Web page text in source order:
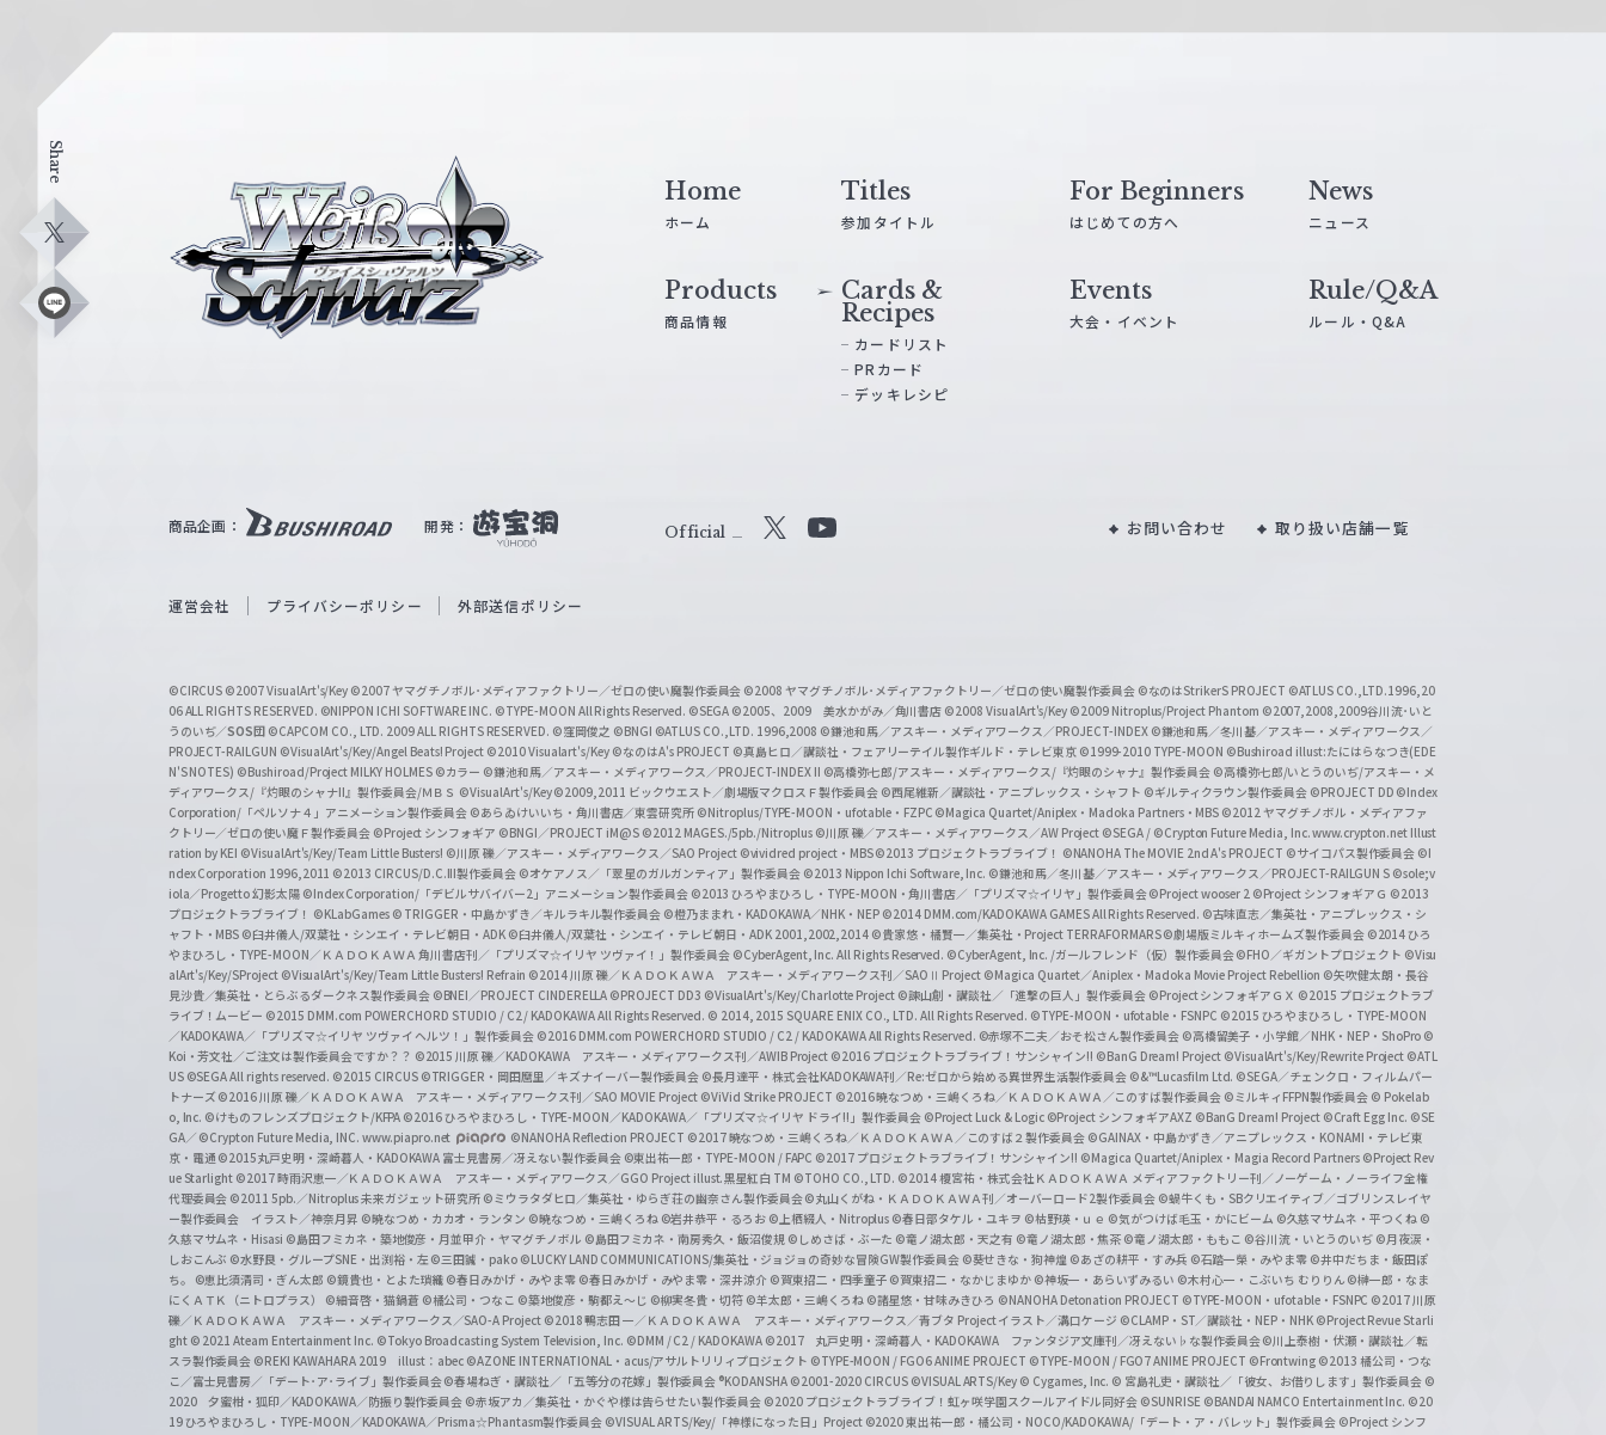
Share
X
L
ス
W
i
c
h
w
a
r
z
Home
ホーム
Titles
参加タイトル
For Beginners
はじめての方へ
News
ニュース
Products
商品情報
Cards &
Recipes
カードリスト
PRカード
デッキレシピ
Events
大会・イベント
Rule/Q&A
ルール・Q&A
商品企画： 開発： Official
b
e
O
f
f
i
c
i
a
l
C
h
a
n
n
e
l
お問い合わせ 取り扱い店舗一覧
運営会社 プライバシーポリシー 外部送信ポリシー
©CIRCUS ©2007 VisualArt's/Key ©2007 ヤマグチノボル･メディアファクトリー／ゼロの使い魔製作委員会 ©2008 ヤマグチノボル･メディアファクトリー／ゼロの使い魔製作委員会 ©なのはStrikerS PROJECT ©ATLUS CO.,LTD.1996,20
06 ALL RIGHTS RESERVED. ©NIPPON ICHI SOFTWARE INC. ©TYPE-MOON All Rights Reserved. ©SEGA ©2005、2009 美水かがみ／角川書店 ©2008 VisualArt's/Key ©2009 Nitroplus/Project Phantom ©2007,2008,2009谷川流･いと
うのいぢ／SOS団 ©CAPCOM CO., LTD. 2009 ALL RIGHTS RESERVED. ©窪岡俊之 ©BNGI ©ATLUS CO.,LTD. 1996,2008 ©鎌池和馬／アスキー・メディアワークス／PROJECT-INDEX ©鎌池和馬／冬川基／アスキー・メディアワークス／
PROJECT-RAILGUN ©VisualArt's/Key/Angel Beats! Project ©2010 Visualart's/Key ©なのはA's PROJECT ©真島ヒロ／講談社・フェアリーテイル製作ギルド・テレビ東京 ©1999-2010 TYPE-MOON ©Bushiroad illust:たにはらなつき(EDE
N'S NOTES) ©Bushiroad/Project MILKY HOLMES ©カラー ©鎌池和馬／アスキー・メディアワークス／PROJECT-INDEX II ©高橋弥七郎/アスキー・メディアワークス/『灼眼のシャナ』製作委員会 ©高橋弥七郎/いとうのいぢ/アスキー・メ
ディアワークス/『灼眼のシャナII』製作委員会/ＭＢＳ ©VisualArt's/Key©2009,2011 ビックウエスト／劇場版マクロスＦ製作委員会 ©西尾維新／講談社・アニプレックス・シャフト ©ギルティクラウン製作委員会 ©PROJECT DD ©Index
Corporation/「ペルソナ４」アニメーション製作委員会 ©あらゐけいいち・角川書店／東雲研究所 ©Nitroplus/TYPE-MOON・ufotable・FZPC ©Magica Quartet/Aniplex・Madoka Partners・MBS ©2012 ヤマグチノボル・メディアファ
クトリー／ゼロの使い魔Ｆ製作委員会 ©Project シンフォギア ©BNGI／PROJECT iM@S ©2012 MAGES./5pb./Nitroplus ©川原 礫／アスキー・メディアワークス／AW Project ©SEGA / ©Crypton Future Media, Inc. www.crypton.net Illust
ration by KEI ©VisualArt's/Key/Team Little Busters! ©川原 礫／アスキー・メディアワークス／SAO Project ©vividred project・MBS ©2013 プロジェクトラブライブ！ ©NANOHA The MOVIE 2nd A's PROJECT ©サイコパス製作委員会 ©I
ndex Corporation 1996,2011 ©2013 CIRCUS/D.C.III製作委員会 ©オケアノス／「翠星のガルガンティア」製作委員会 ©2013 Nippon Ichi Software, Inc. ©鎌池和馬／冬川基／アスキー・メディアワークス／PROJECT-RAILGUN S ©sole;v
iola／Progetto 幻影太陽 ©Index Corporation/「デビルサバイバー2」アニメーション製作委員会 ©2013 ひろやまひろし・TYPE-MOON・角川書店／「プリズマ☆イリヤ」製作委員会©Project wooser 2 ©Project シンフォギアＧ ©2013
プロジェクトラブライブ！ ©KLabGames © TRIGGER・中島かずき／キルラキル製作委員会 ©橙乃ままれ・KADOKAWA／NHK・NEP ©2014 DMM.com/KADOKAWA GAMES All Rights Reserved. ©古味直志／集英社・アニプレックス・シ
ャフト・MBS ©臼井儀人/双葉社・シンエイ・テレビ朝日・ADK ©臼井儀人/双葉社・シンエイ・テレビ朝日・ADK 2001,2002,2014 ©貴家悠・橘賢一／集英社・Project TERRAFORMARS©劇場版ミルキィホームズ製作委員会 ©2014 ひろ
やまひろし・TYPE-MOON／ＫＡＤＯＫＡＷＡ 角川書店刊／「プリズマ☆イリヤ ツヴァイ！」製作委員会 ©CyberAgent, Inc. All Rights Reserved. ©CyberAgent, Inc. /ガールフレンド（仮）製作委員会©FHO／ギガントプロジェクト ©Visu
alArt's/Key/SProject ©VisualArt's/Key/Team Little Busters! Refrain ©2014 川原 礫／ＫＡＤＯＫＡＷＡ アスキー・メディアワークス刊／SAOⅡ Project ©Magica Quartet／Aniplex・Madoka Movie Project Rebellion ©矢吹健太朗・長谷
見沙貴／集英社・とらぶるダークネス製作委員会 ©BNEI／PROJECT CINDERELLA ©PROJECT DD3 ©VisualArt's/Key/Charlotte Project ©諫山創・講談社／「進撃の巨人」製作委員会 ©Project シンフォギアＧＸ ©2015 プロジェクトラブ
ライブ！ムービー ©2015 DMM.com POWERCHORD STUDIO / C2 / KADOKAWA All Rights Reserved. © 2014, 2015 SQUARE ENIX CO., LTD. All Rights Reserved. ©TYPE-MOON・ufotable・FSNPC ©2015 ひろやまひろし・TYPE-MOON
／KADOKAWA／「プリズマ☆イリヤ ツヴァイ ヘルツ！」製作委員会 ©2016 DMM.com POWERCHORD STUDIO / C2 / KADOKAWA All Rights Reserved. ©赤塚不二夫／おそ松さん製作委員会 ©高橋留美子・小学館／NHK・NEP・ShoPro ©
Koi・芳文社／ご注文は製作委員会ですか？？ ©2015 川原 礫／KADOKAWA アスキー・メディアワークス刊／AWIB Project ©2016 プロジェクトラブライブ！サンシャイン!! ©BanG Dream! Project ©VisualArt's/Key/Rewrite Project ©ATL
US ©SEGA All rights reserved. ©2015 CIRCUS ©TRIGGER・岡田麿里／キズナイーバー製作委員会 ©長月達平・株式会社KADOKAWA刊／Re:ゼロから始める異世界生活製作委員会 ©&™Lucasfilm Ltd. ©SEGA／チェンクロ・フィルムパー
トナーズ©2016 川原 礫／ＫＡＤＯＫＡＷＡ アスキー・メディアワークス刊／SAO MOVIE Project ©ViVid Strike PROJECT ©2016 暁なつめ・三嶋くろね／ＫＡＤＯＫＡＷＡ／このすば製作委員会 ©ミルキィFFPN製作委員会 © Pokelab
o, Inc. ©けものフレンズプロジェクト/KFPA ©2016 ひろやまひろし・TYPE-MOON／KADOKAWA／「プリズマ☆イリヤ ドライ!!」製作委員会 ©Project Luck & Logic ©Project シンフォギアAXZ ©BanG Dream! Project ©Craft Egg Inc. ©SE
GA／ ©Crypton Future Media, INC. www.piapro.net
©NANOHA Reflection PROJECT ©2017 暁なつめ・三嶋くろね／ＫＡＤＯＫＡＷＡ／このすば２製作委員会 ©GAINAX・中島かずき／アニプレックス・KONAMI・テレビ東
京・電通 ©2015丸戸史明・深崎暮人・KADOKAWA 富士見書房／冴えない製作委員会 ©東出祐一郎・TYPE-MOON / FAPC ©2017 プロジェクトラブライブ！サンシャイン!! ©Magica Quartet/Aniplex・Magia Record Partners ©Project Rev
ue Starlight ©2017 時雨沢恵一／ＫＡＤＯＫＡＷＡ アスキー・メディアワークス／GGO Project illust.黒星紅白 TM ©TOHO CO., LTD. ©2014 榎宮祐・株式会社ＫＡＤＯＫＡＷＡ メディアファクトリー刊／ノーゲーム・ノーライフ全権
代理委員会 ©2011 5pb.／Nitroplus 未来ガジェット研究所 ©ミウラタダヒロ／集英社・ゆらぎ荘の幽奈さん製作委員会©丸山くがね・ＫＡＤＯＫＡＷＡ刊／オーバーロード2製作委員会 ©蝸牛くも・SBクリエイティブ／ゴブリンスレイヤ
ー製作委員会 イラスト／神奈月昇 ©暁なつめ・カカオ・ランタン ©暁なつめ・三嶋くろね ©岩井恭平・るろお ©上栖綴人・Nitroplus ©春日部タケル・ユキヲ ©枯野瑛・ｕｅ ©気がつけば毛玉・かにビーム ©久慈マサムネ・平つくね ©
久慈マサムネ・Hisasi ©島田フミカネ・築地俊彦・月並甲介・ヤマグチノボル ©島田フミカネ・南房秀久・飯沼俊規 ©しめさば・ぶーた ©竜ノ湖太郎・天之有 ©竜ノ湖太郎・焦茶 ©竜ノ湖太郎・ももこ ©谷川流・いとうのいぢ ©月夜涙・
しおこんぶ ©水野良・グループSNE・出渕裕・左 ©三田誠・pako ©LUCKY LAND COMMUNICATIONS/集英社・ジョジョの奇妙な冒険GW製作委員会 ©葵せきな・狗神煌 ©あざの耕平・すみ兵 ©石踏一榮・みやま零 ©井中だちま・飯田ぽ
ち。
©恵比須清司・ぎん太郎 ©鏡貴也・とよた瑣織 ©春日みかげ・みやま零 ©春日みかげ・みやま零・深井涼介 ©賀東招二・四季童子 ©賀東招二・なかじまゆか ©神坂一・あらいずみるい ©木村心一・こぶいち むりりん ©榊一郎・なま
にくＡＴＫ（ニトロプラス） ©細音啓・猫鍋蒼 ©橘公司・つなこ ©築地俊彦・駒都え～じ ©柳実冬貴・切符 ©羊太郎・三嶋くろね ©諸星悠・甘味みきひろ ©NANOHA Detonation PROJECT ©TYPE-MOON・ufotable・FSNPC ©2017 川原
礫／ＫＡＤＯＫＡＷＡ アスキー・メディアワークス／SAO-A Project ©2018 鴨志田 一／ＫＡＤＯＫＡＷＡ アスキー・メディアワークス／青ブタ Project イラスト／溝口ケージ ©CLAMP・ST／講談社・NEP・NHK ©Project Revue Starli
ght © 2021 Ateam Entertainment Inc. ©Tokyo Broadcasting System Television, Inc. ©DMM / C2 / KADOKAWA ©2017 丸戸史明・深崎暮人・KADOKAWA ファンタジア文庫刊／冴えない♭な製作委員会©川上泰樹・伏瀬・講談社／転
スラ製作委員会 ©REKI KAWAHARA 2019 illust：abec ©AZONE INTERNATIONAL・acus/アサルトリリィプロジェクト ©TYPE-MOON / FGO6 ANIME PROJECT ©TYPE-MOON / FGO7 ANIME PROJECT ©Frontwing ©2013 橘公司・つな
こ／富士見書房／「デート･ア･ライブ」製作委員会©春場ねぎ・講談社／「五等分の花嫁」製作委員会 ®KODANSHA ©2001-2020 CIRCUS ©VISUAL ARTS/Key © Cygames, Inc. © 宮島礼吏・講談社／「彼女、お借りします」製作委員会 ©
2020 夕蜜柑・狐印／KADOKAWA／防振り製作委員会 ©赤坂アカ／集英社・かぐや様は告らせたい製作委員会 ©2020 プロジェクトラブライブ！虹ヶ咲学園スクールアイドル同好会 ©SUNRISE ©BANDAI NAMCO Entertainment Inc. ©20
19 ひろやまひろし・TYPE-MOON／KADOKAWA／Prisma☆Phantasm製作委員会 ©VISUAL ARTS/Key/「神様になった日」Project ©2020 東出祐一郎・橘公司・NOCO/KADOKAWA/「デート・ア・バレット」製作委員会 ©Project シンフ